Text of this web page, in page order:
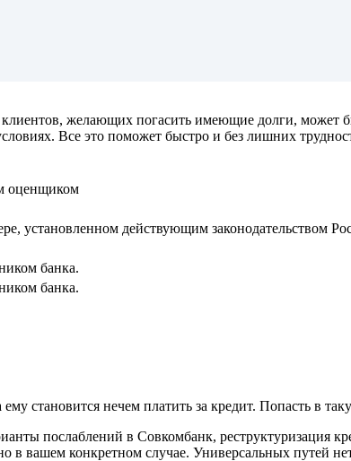
желающих погасить имеющие долги, может
Все это поможет быстро и без лишних
оценщиком
установленном действующим законодательством
банка.
банка.
ему становится нечем платить за кредит. Попасть в
послаблений в Совкомбанк, реструктуризация
вашем конкретном случае. Универсальных путей